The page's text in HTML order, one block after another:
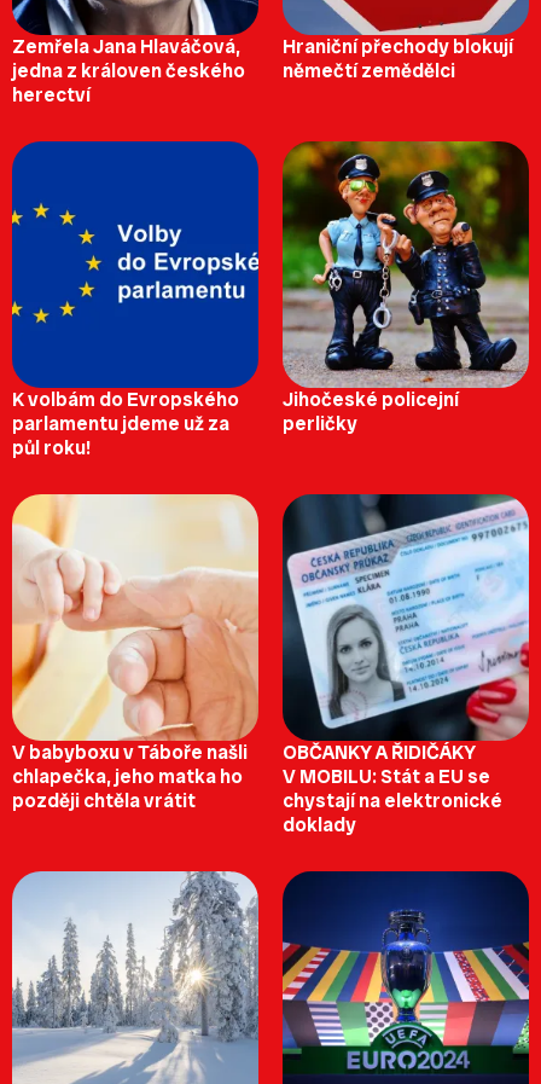
Zemřela Jana Hlaváčová,
jedna z královen českého
herectví
Hraniční přechody blokují
němečtí zemědělci
K volbám do Evropského
parlamentu jdeme už za
půl roku!
Jihočeské policejní
perličky
V babyboxu v Táboře našli
chlapečka, jeho matka ho
později chtěla vrátit
OBČANKY A ŘIDIČÁKY
V MOBILU: Stát a EU se
chystají na elektronické
doklady